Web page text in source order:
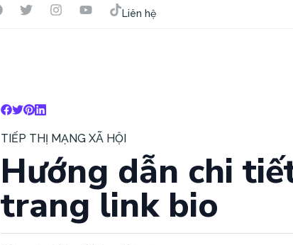
Liên hệ
TIẾP THỊ MẠNG XÃ HỘI
Hướng dẫn chi
trang link bio